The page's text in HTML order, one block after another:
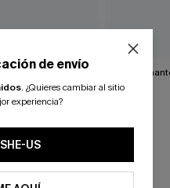
con cinturón y un
con
de hojas
negro
de envío
. ¿Quieres cambiar al sitio
experiencia?
US